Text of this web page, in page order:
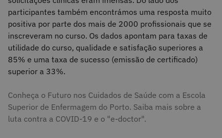
participantes também encontrámos uma resposta muito
positiva por parte dos mais de 2000 profissionais que se
inscreveram no curso. Os dados apontam para taxas de
utilidade do curso, qualidade e satisfação superiores a
85% e uma taxa de sucesso (emissão de certificado)
superior a 33%.
Conheça o Futuro nos Cuidados de Saúde com a Escola
Superior de Enfermagem do Porto. Saiba mais sobre a
luta contra a COVID-19 e o "e-doctor".